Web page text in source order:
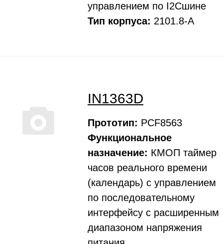
управлением по I2Cшине
Тип корпуса: 2101.8-А
IN1363D
Прототип: PCF8563
Функциональное
назначение: КМОП таймер
часов реального времени
(календарь) с управлением
по последовательному
интерфейсу с расширенным
диапазоном напряжения